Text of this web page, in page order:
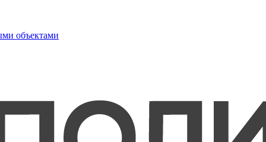
объектами